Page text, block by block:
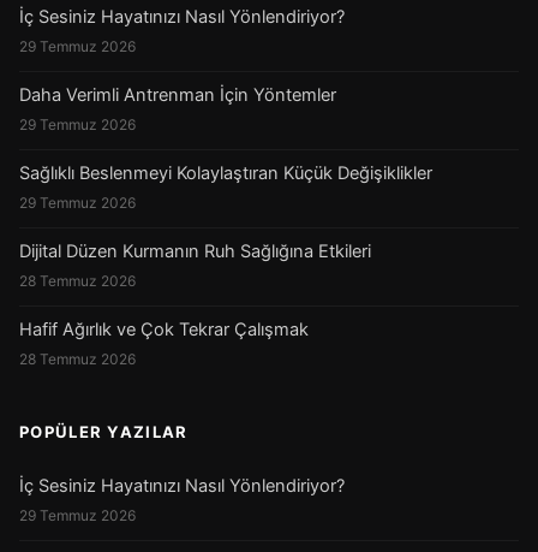
İç Sesiniz Hayatınızı Nasıl Yönlendiriyor?
29 Temmuz 2026
Daha Verimli Antrenman İçin Yöntemler
29 Temmuz 2026
Sağlıklı Beslenmeyi Kolaylaştıran Küçük Değişiklikler
29 Temmuz 2026
Dijital Düzen Kurmanın Ruh Sağlığına Etkileri
28 Temmuz 2026
Hafif Ağırlık ve Çok Tekrar Çalışmak
28 Temmuz 2026
POPÜLER YAZILAR
İç Sesiniz Hayatınızı Nasıl Yönlendiriyor?
29 Temmuz 2026